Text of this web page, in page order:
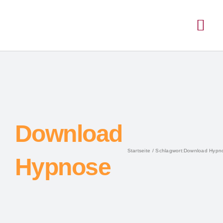
Download
Hypnose
Startseite Schlagwort:Download